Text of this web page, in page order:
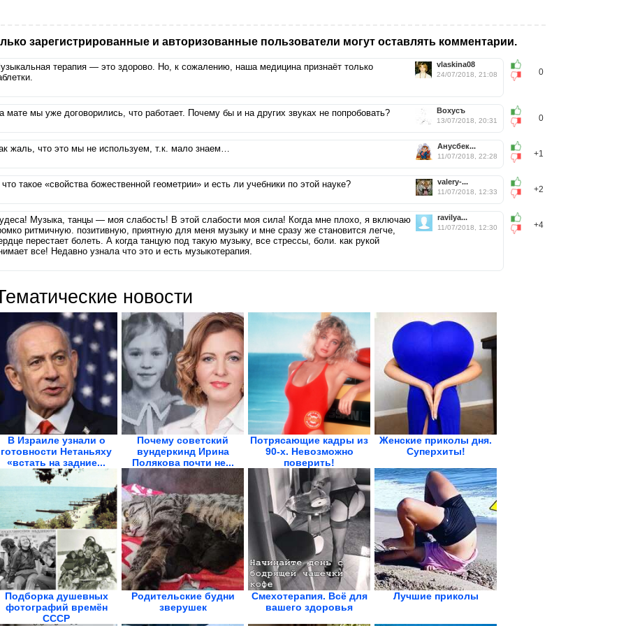
зарегистрированные и авторизованные пользователи могут оставлять комментарии.
0
vlaskina08
24/07/2018, 21:08
терапия — это здорово. Но, к сожалению, наша медицина признаёт только
0
Вохусъ
13/07/2018, 20:31
мате мы уже договорились, что работает. Почему бы и на других звуках не попробовать?
+1
Анусбек...
11/07/2018, 22:28
жаль, что это мы не используем, т.к. мало знаем…
+2
valery-...
11/07/2018, 12:33
такое «свойства божественной геометрии» и есть ли учебники по этой науке?
+4
ravilya...
11/07/2018, 12:30
Музыка, танцы — моя слабость! В этой слабости моя сила! Когда мне плохо, я включаю
ритмичную. позитивную, приятную для меня музыку и мне сразу же становится легче,
перестает болеть. А когда танцую под такую музыку, все стрессы, боли. как рукой
все! Недавно узнала что это и есть музыкотерапия.
новости
В Израиле узнали о
готовности Нетаньяху
«встать на задние...
Почему советский
вундеркинд Ирина
Полякова почти не...
Потрясающие кадры из
90-х. Невозможно
поверить!
Женские приколы дня.
Суперхиты!
Подборка душевных
фотографий времён
СССР
Родительские будни
зверушек
Смехотерапия. Всё для
вашего здоровья
Лучшие приколы